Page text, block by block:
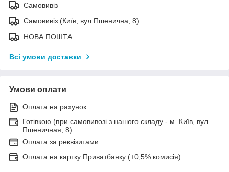
Самовивіз
Самовивіз (Київ, вул Пшенична, 8)
НОВА ПОШТА
Всі умови доставки
Умови оплати
Оплата на рахунок
Готівкою (при самовивозі з нашого складу - м. Київ, вул.
Пшеничная, 8)
Оплата за реквізитами
Оплата на картку Приватбанку (+0,5% комисія)